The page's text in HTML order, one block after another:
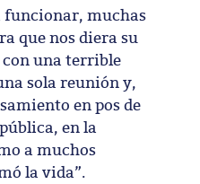
funcionar, muchas
que nos diera su
una terrible
sola reunión y,
en pos de
en la
a muchos
la vida”.